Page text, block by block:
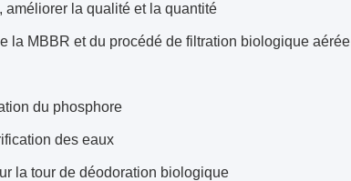
améliorer la qualité et la quantité
la MBBR et du procédé de filtration biologique aérée
du phosphore
des eaux
la tour de déodoration biologique